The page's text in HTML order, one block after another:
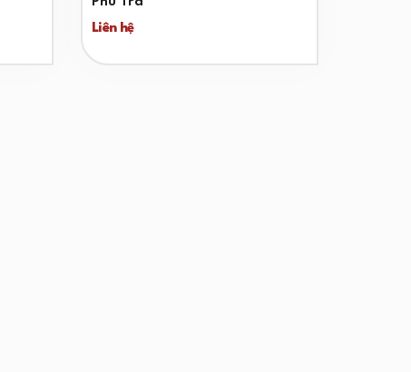
Liên hệ